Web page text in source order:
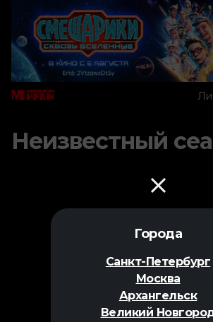
Города
Санкт-Петербург
Москва
Архангельск
Великий
Неизвестный